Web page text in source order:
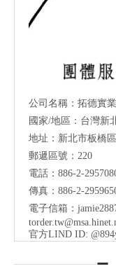
公司名稱：拓德實
國家/地區：台灣新
地址：新北市板橋
郵遞區號：220
電話：886-2-
傳真：886-2-
電子信箱：
官方LIND ID: